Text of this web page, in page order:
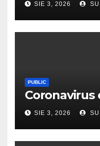
SIE 3, 2026
PUBLIC
Coronavirus
SIE 3, 2026